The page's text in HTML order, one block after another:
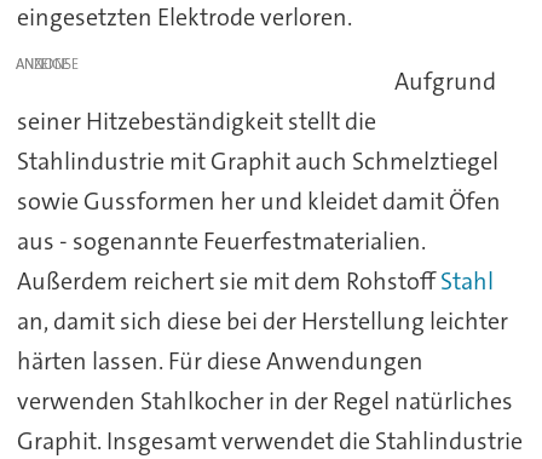
eingesetzten Elektrode verloren.
ANZEIGE
Aufgrund
seiner Hitzebeständigkeit stellt die
Stahlindustrie mit Graphit auch Schmelztiegel
sowie Gussformen her und kleidet damit Öfen
aus - sogenannte Feuerfestmaterialien.
Außerdem reichert sie mit dem RohstoffStahl
an, damit sich diese bei der Herstellung leichter
härten lassen. Für diese Anwendungen
verwenden Stahlkocher in der Regel natürliches
Graphit. Insgesamt verwendet die Stahlindustrie